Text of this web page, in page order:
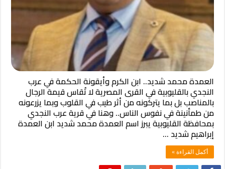
العمدة محمد شديد.. ابن الكرم وأيقونة الحكمة في عرب
النجدي بالقليوبية في القرى المصرية لا تُقاس قيمة الرجال
بالمناصب بل بما يتركونه من أثر طيب في القلوب وبما يزرعونه
من طمأنينة في نفوس الناس.. وهنا في قرية عرب النجدي
بمحافظة القليوبية يبرز اسم العمدة محمد شديد ابن العمدة
إبراهيم شديد …
أكمل القراءة »